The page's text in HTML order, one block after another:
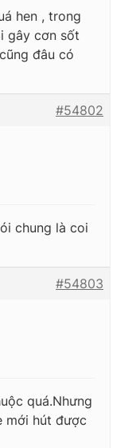
hen , trong
gây cơn sốt
đâu có
#54802
chung là coi
#54803
quá.Nhưng
mới hút được